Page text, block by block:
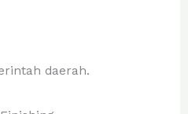
daerah.